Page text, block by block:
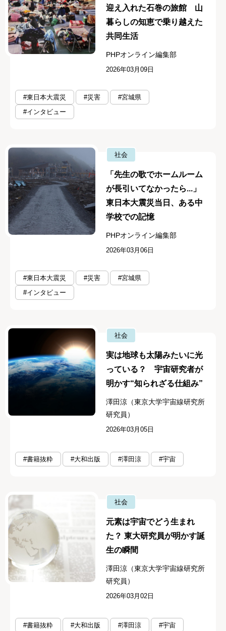
迎え入れた石巻の旅館 山
暮らしの知恵で乗り越えた
共同生活
PHPオンライン編集部
2026年03月09日
#東日本大震災 #災害
#宮城県
#インタビュー
社会
「先生の歌でホームルーム
が長引いてなかったら...」
東日本大震災当日、ある中
学校での記憶
PHPオンライン編集部
2026年03月06日
#東日本大震災 #災害
#宮城県
#インタビュー
社会
実は地球も太陽みたいに光
っている？ 宇宙研究者が
明かす“知られざる仕組み”
澤田涼（東京大学宇宙線研究所
研究員）
2026年03月05日
#書籍抜粋 #大和出版 #澤田涼 #宇宙
社会
元素は宇宙でどう生まれ
た？ 東大研究員が明かす誕
生の瞬間
澤田涼（東京大学宇宙線研究所
研究員）
2026年03月02日
#書籍抜粋 #大和出版 #澤田涼 #宇宙